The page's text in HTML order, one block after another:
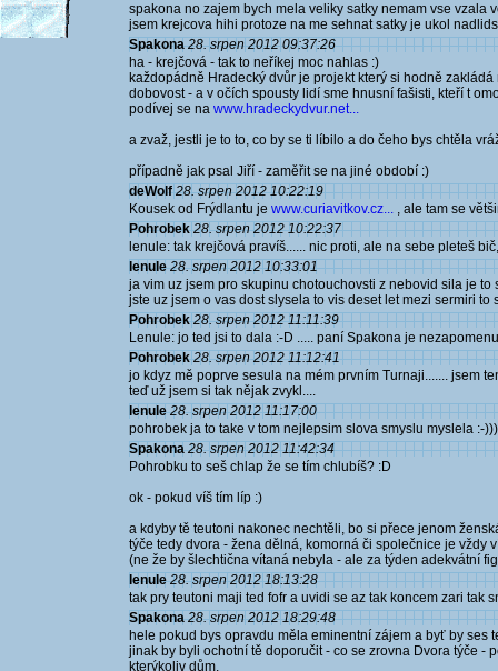
spakona no zajem bych mela veliky satky nemam vse vzala
jsem krejcova hihi protoze na me sehnat satky je ukol
Spakona 28. srpen 2012 09:37:26
ha - krejčová - tak to neříkej moc nahlas :)
každopádně Hradecký dvůr je projekt který si hodně
dobovost - a v očích spousty lidí sme hnusní fašisti, kteří t
podívej se na www.hradeckydvur.net...
a zvaž, jestli je to to, co by se ti líbilo a do čeho bys chtěla
případně jak psal Jiří - zaměřit se na jiné období :)
deWolf 28. srpen 2012 10:22:19
Kousek od Frýdlantu je www.curiavitkov.cz... , ale tam se
Pohrobek 28. srpen 2012 10:22:37
lenule: tak krejčová pravíš...... nic proti, ale na sebe pleteš
lenule 28. srpen 2012 10:33:01
ja vim uz jsem pro skupinu chotouchovsti z nebovid sila je
jste uz jsem o vas dost slysela to vis deset let mezi sermiri to
Pohrobek 28. srpen 2012 11:11:39
Lenule: jo ted jsi to dala :-D ..... paní Spakona je
Pohrobek 28. srpen 2012 11:12:41
jo kdyz mě poprve sesula na mém prvním Turnaji....... jsem
teď už jsem si tak nějak zvykl....
lenule 28. srpen 2012 11:17:00
pohrobek ja to take v tom nejlepsim slova smyslu myslela :-
Spakona 28. srpen 2012 11:42:34
Pohrobku to seš chlap že se tím chlubíš? :D
ok - pokud víš tím líp :)
a kdyby tě teutoni nakonec nechtěli, bo si přece jenom
týče tedy dvora - žena dělná, komorná či společnice je vždy
(ne že by šlechtična vítaná nebyla - ale za týden adekvátní
lenule 28. srpen 2012 18:13:28
tak pry teutoni maji ted fofr a uvidi se az tak koncem zari tak
Spakona 28. srpen 2012 18:29:48
hele pokud bys opravdu měla eminentní zájem a byť by
jinak by byli ochotní tě doporučit - co se zrovna Dvora týče -
kterýkoliv dům.